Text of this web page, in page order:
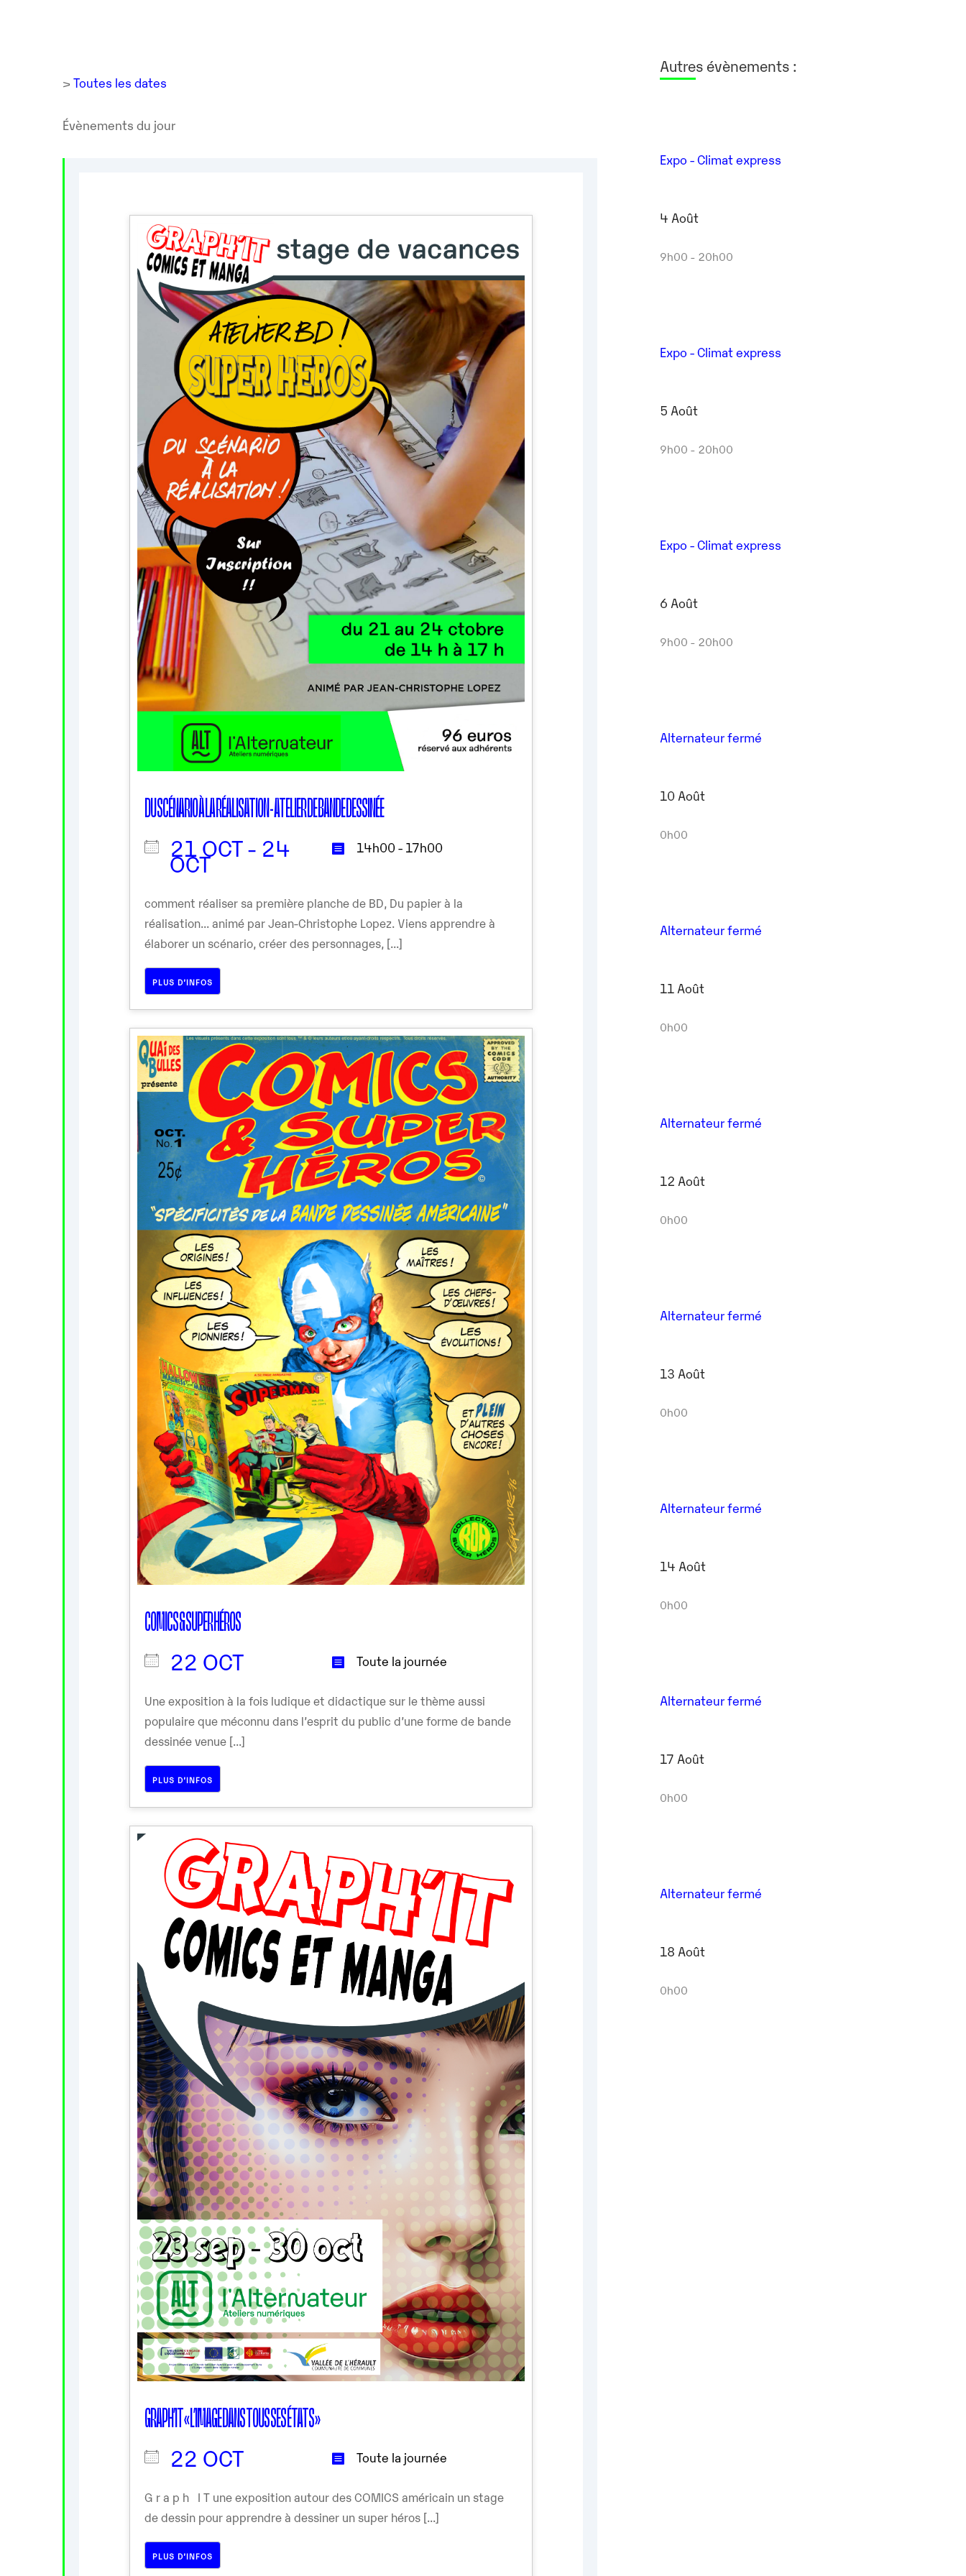
> Toutes les dates
Évènements du jour
DU SCÉNARIO À LA RÉALISATION - ATELIER DE BANDE DESSINÉE
21 OCT - 24
OCT
14h00 - 17h00
comment réaliser sa première planche de BD, Du papier à la
réalisation... animé par Jean-Christophe Lopez. Viens apprendre à
élaborer un scénario, créer des personnages, [...]
PLUS D’INFOS
COMICS & SUPER HÉROS
22 OCT Toute la journée
Une exposition à la fois ludique et didactique sur le thème aussi
populaire que méconnu dans l’esprit du public d’une forme de bande
dessinée venue [...]
PLUS D’INFOS
GRAPH’IT « L’IMAGE DANS TOUS SES ÉTATS »
22 OCT Toute la journée
G r a p h I T une exposition autour des COMICS américain un stage
de dessin pour apprendre à dessiner un super héros [...]
PLUS D’INFOS
Autres évènements :
Expo - Climat express
4 Août
9h00 - 20h00
Expo - Climat express
5 Août
9h00 - 20h00
Expo - Climat express
6 Août
9h00 - 20h00
Alternateur fermé
10 Août
0h00
Alternateur fermé
11 Août
0h00
Alternateur fermé
12 Août
0h00
Alternateur fermé
13 Août
0h00
Alternateur fermé
14 Août
0h00
Alternateur fermé
17 Août
0h00
Alternateur fermé
18 Août
0h00